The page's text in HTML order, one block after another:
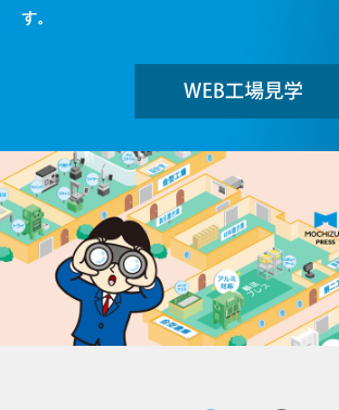
す。